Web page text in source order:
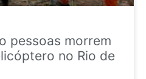
pessoas morrem
no Rio de